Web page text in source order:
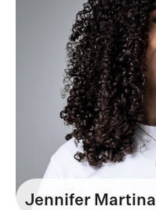
Jennifer Martina